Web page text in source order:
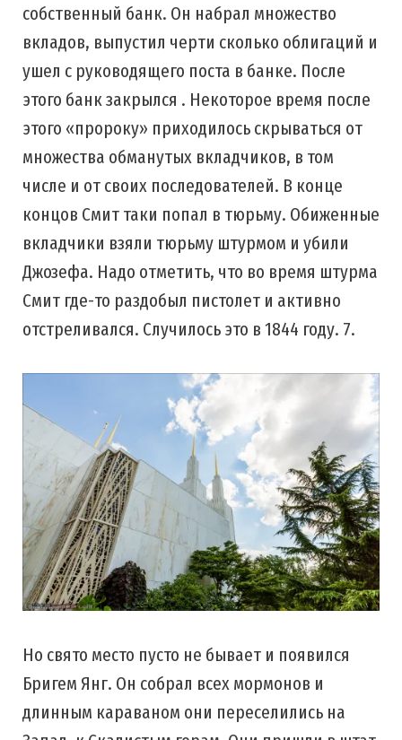
собственный банк. Он набрал множество
вкладов, выпустил черти сколько облигаций и
ушел с руководящего поста в банке. После
этого банк закрылся . Некоторое время после
этого «пророку» приходилось скрываться от
множества обманутых вкладчиков, в том
числе и от своих последователей. В конце
концов Смит таки попал в тюрьму. Обиженные
вкладчики взяли тюрьму штурмом и убили
Джозефа. Надо отметить, что во время штурма
Смит где-то раздобыл пистолет и активно
отстреливался. Случилось это в 1844 году. 7.
Но свято место пусто не бывает и появился
Бригем Янг. Он собрал всех мормонов и
длинным караваном они переселились на